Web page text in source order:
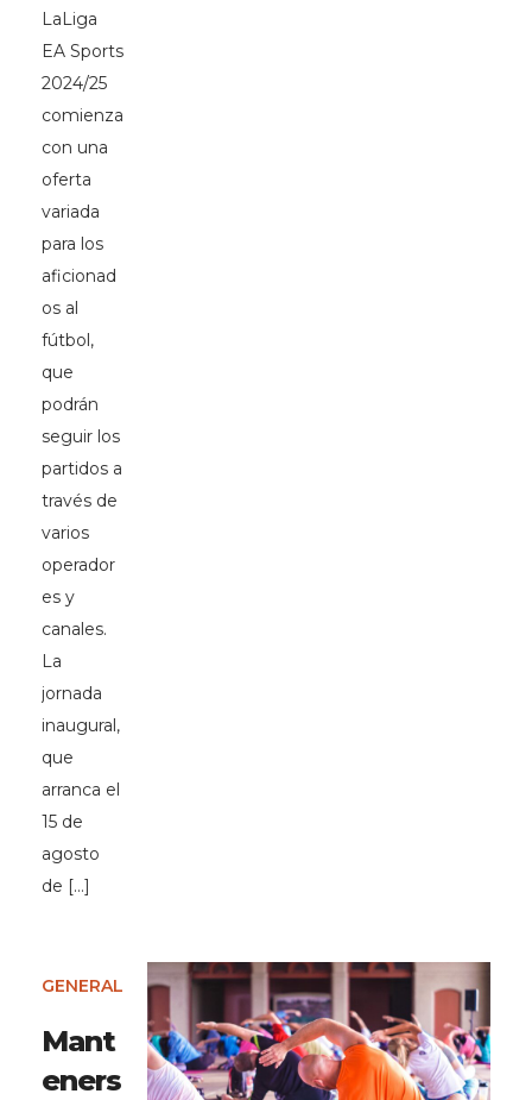
LaLiga
EA Sports
2024/25
comienza
con una
oferta
variada
para los
aficionad
os al
fútbol,
que
podrán
seguir los
partidos a
través de
varios
operador
es y
canales.
La
jornada
inaugural,
que
arranca el
15 de
agosto
de […]
GENERAL
Mant
eners